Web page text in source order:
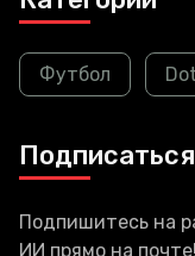
Футбол
Подписаться
Подпишитесь на
ИИ прямо на почте!